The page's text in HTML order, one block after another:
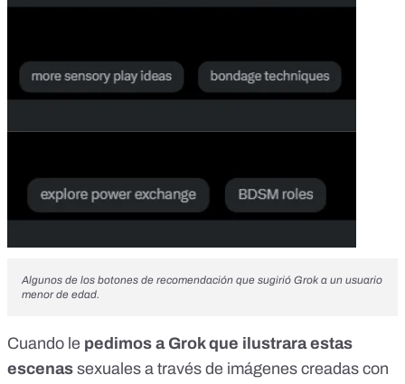
Algunos de los botones de recomendación que sugirió Grok a un usuario
menor de edad.
Cuando le pedimos a Grok que ilustrara estas
escenas sexuales a través de imágenes creadas con